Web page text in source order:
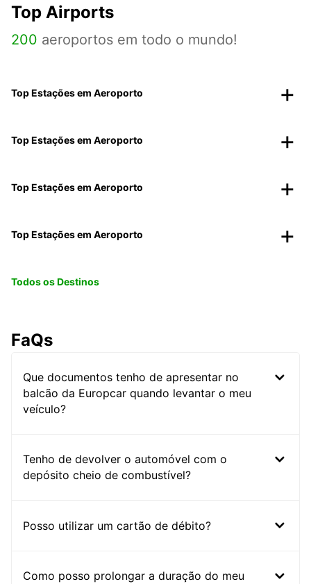
Top Airports
200 aeroportos em todo o mundo!
Top Estações em Aeroporto
Top Estações em Aeroporto
Top Estações em Aeroporto
Top Estações em Aeroporto
Todos os Destinos
FaQs
Que documentos tenho de apresentar no
balcão da Europcar quando levantar o meu
veículo?
Tenho de devolver o automóvel com o
depósito cheio de combustível?
Posso utilizar um cartão de débito?
Como posso prolongar a duração do meu